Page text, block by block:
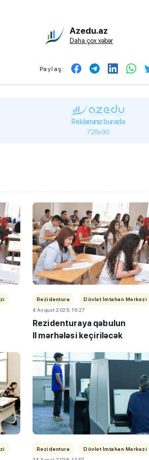
Azedu.az
Daha çox xəbər
Paylaş:
Reklamınız burada
728x90
Rezidentura
Dövlət İmtahan Mərkəzi
4 Avqust 2025, 16:27
Rezidenturaya qəbulun
II mərhələsi keçiriləcək
Rezidentura
Dövlət İmtahan Mərkəzi